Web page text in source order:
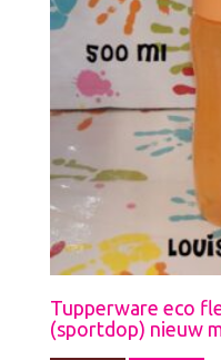
Tupperware eco
(sportdop) nieuw